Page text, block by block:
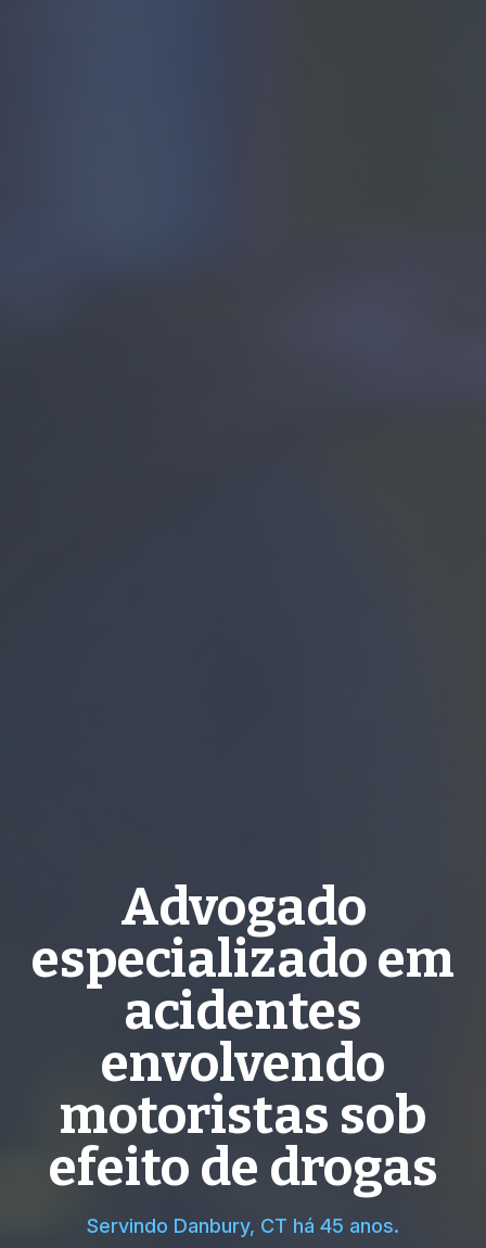
Advogado
especializado em
acidentes
envolvendo
motoristas sob
efeito de drogas
Servindo Danbury, CT há 45 anos.